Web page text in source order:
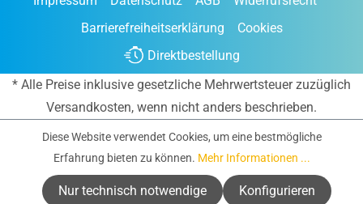
Barrierefreiheitserklärung
Cookies
Direktbestellung
* Alle Preise inklusive gesetzliche Mehrwertsteuer zuzüglich
Versandkosten, wenn nicht anders beschrieben.
Diese Website verwendet Cookies, um eine bestmögliche
Erfahrung bieten zu können. Mehr Informationen ...
Nur technisch notwendige Konfigurieren